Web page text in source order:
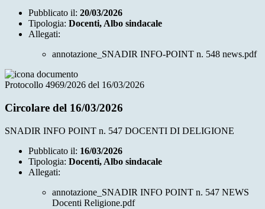
Pubblicato il: 20/03/2026
Tipologia: Docenti, Albo sindacale
Allegati:
annotazione_SNADIR INFO-POINT n. 548 news.pdf
Protocollo 4969/2026 del 16/03/2026
Circolare del 16/03/2026
SNADIR INFO POINT n. 547 DOCENTI DI DELIGIONE
Pubblicato il: 16/03/2026
Tipologia: Docenti, Albo sindacale
Allegati:
annotazione_SNADIR INFO POINT n. 547 NEWS
Docenti Religione.pdf